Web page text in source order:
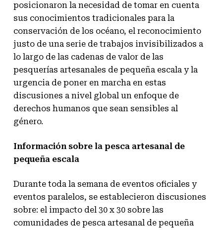
posicionaron la necesidad de tomar en cuenta
sus conocimientos tradicionales para la
conservación de los océano, el reconocimiento
justo de una serie de trabajos invisibilizados a
lo largo de las cadenas de valor de las
pesquerías artesanales de pequeña escala y la
urgencia de poner en marcha en estas
discusiones a nivel global un enfoque de
derechos humanos que sean sensibles al
género.
Información sobre la pesca artesanal de
pequeña escala
Durante toda la semana de eventos oficiales y
eventos paralelos, se establecieron discusiones
sobre: el impacto del 30 x 30 sobre las
comunidades de pesca artesanal de pequeña